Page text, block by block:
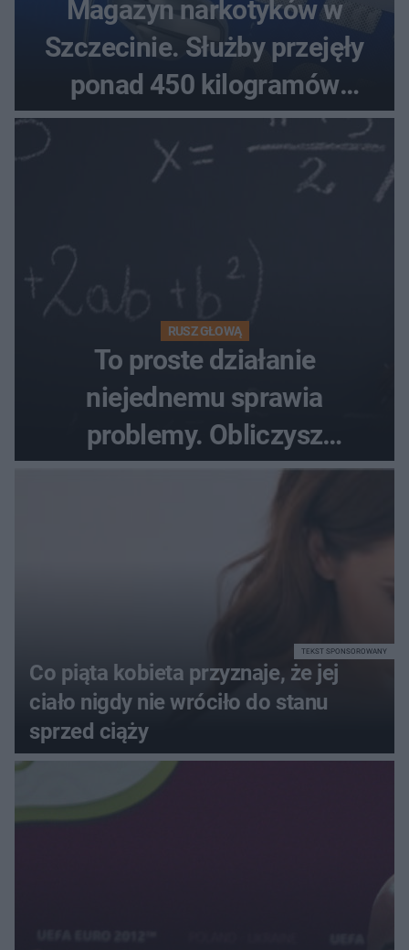
Magazyn narkotyków w
Szczecinie. Służby przejęły
ponad 450 kilogramów
towaru
RUSZ GŁOWĄ
To proste działanie
niejednemu sprawia
problemy. Obliczysz
poprawnie, ile to jest
Co piąta kobieta przyznaje, że jej
ciało nigdy nie wróciło do stanu
sprzed ciąży
TEKST SPONSOROWANY